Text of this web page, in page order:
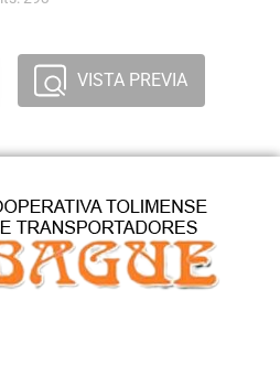
VISTA PREVIA